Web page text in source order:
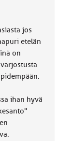
jos
etelän
on
ihan hyvä